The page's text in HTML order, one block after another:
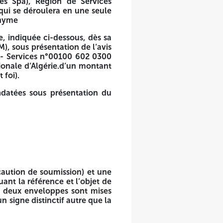
Ecole de Formation en Gestion-Ben aknoun, lance un avis
Ecole de Formation en Gestion-Ben aknoun invite par le
plis fermé et anonyme
dans le bulletin des appels d’offres du secteur de
BenAknoun/RS-A/Sonelgaz- Services n°00100 602 0300
non remboursable de 3 000,00 DA (Trois Mille Dinars
de paiement ainsi qu’une copie du registre de
se déroulera en une seule
indiquée ci-dessous, dès sa
sous présentation de l’avis
Services n°00100 602 0300
d’Algérie.d’un montant
foi).
sous présentation du
de soumission) et une
la référence et l’objet de
enveloppes sont mises
signe distinctif autre que la